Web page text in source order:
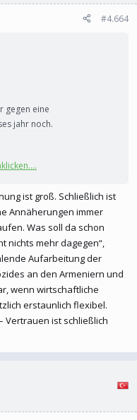
#4.664
gegen eine
jahr noch.
öffnen die
in Feindschaft und
Annäherung hofft
Neue
Aufschwung bringen.
eröffnet
Annäherung. Der
mehr darauf, dass
Völkermord anerkennt.
ist groß. Schließlich ist
Annäherungen immer
Was soll da schon
nichts mehr dagegen“,
Aufarbeitung der
an den Armeniern und
wenn wirtschaftliche
erstaunlich flexibel.
Vertrauen ist schließlich